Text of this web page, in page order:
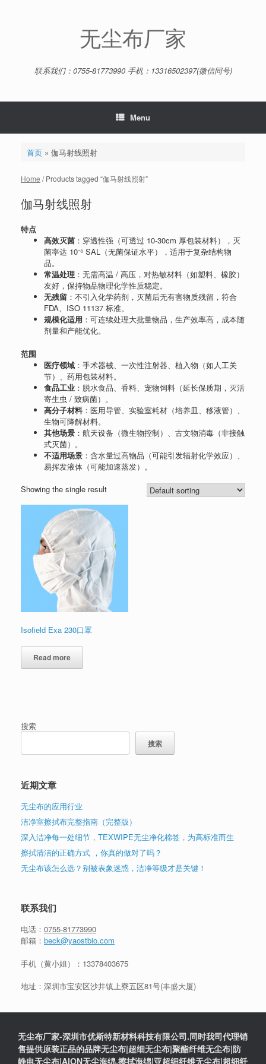
无尘布厂家
联系我们：0755-81773990 手机：13316502397(微信同号)
Menu
首页» 伽马射线照射
Home / Products tagged “伽马射线照射”
伽马射线照射
特点
高效灭菌 ：穿透性强（可透过 10-30cm 厚包装材料），灭
菌率达 10⁻⁶ SAL（无菌保证水平），适用于复杂结构物
品。
常温处理 ：无需高温 / 高压，对热敏材料（如塑料、橡胶）
友好，保持物品物理化学性质稳定。
无残留 ：不引入化学药剂，灭菌后无有害物质残留，符合
FDA、ISO 11137 标准。
规模化适用 ：可连续处理大批量物品，生产效率高，成本随
剂量和产能优化。
范围
医疗领域 ：手术器械、一次性注射器、植入物（如人工关
节）、药用包装材料。
食品工业 ：脱水食品、香料、宠物饲料（延长保质期，灭活
寄生虫 / 致病菌）。
高分子材料：医用导管、实验室耗材（培养皿、移液管）、
生物可降解材料。
其他场景 ：航天设备（微生物控制）、古文物消毒（非接触
式灭菌）。
不适用场景 ：含水量过高物品（可能引发辐射化学效应）、
易挥发液体（可能加速蒸发）。
Showing the single result
Isofield Exa 230口罩
Read more
搜索
搜索
近期文章
无尘布的应用行业
洁净室擦拭布完整指南（完整版）
深入洁净每一处细节，TEXWIPE无尘净化棉签，为高标准而生
擦拭清洁的正确方式 ，你真的做对了吗？
无尘布该怎么选？别被表象迷惑，洁净等级才是关键！
联系我们
电话： 0755-81773990
邮箱： beck@yaostbio.com
手机（黄小姐）： 13378403675
地址：深圳市宝安区沙井镇上寮五区81号(丰盛大厦)
无尘布厂家-深圳市优斯特新材料科技有限公司.同时我司代理销
售提供原装正品的品牌无尘布|超细无尘布|聚酯纤维无尘布|防
静电无尘布|AION无尘海绵,擦拭海绵|亚超细纤维无尘布|超细纤